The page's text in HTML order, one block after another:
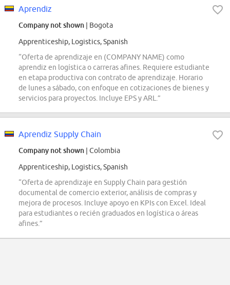
Aprendiz
Company not shown | Bogota
Apprenticeship, Logistics, Spanish
“Oferta de aprendizaje en (COMPANY NAME) como
aprendiz en logística o carreras afines. Requiere estudiante
en etapa productiva con contrato de aprendizaje. Horario
de lunes a sábado, con enfoque en cotizaciones de bienes y
servicios para proyectos. Incluye EPS y ARL.”
Aprendiz Supply Chain
Company not shown | Colombia
Apprenticeship, Logistics, Spanish
“Oferta de aprendizaje en Supply Chain para gestión
documental de comercio exterior, análisis de compras y
mejora de procesos. Incluye apoyo en KPIs con Excel. Ideal
para estudiantes o recién graduados en logística o áreas
afines.”